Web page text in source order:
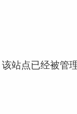
站点已经被管